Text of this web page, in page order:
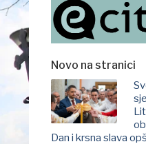
Novo na stranici
Dan i krsna slava